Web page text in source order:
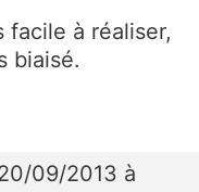
facile à réaliser,
biaisé.
09/2013 à